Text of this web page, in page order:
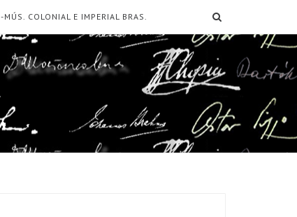
-MÚS. COLONIAL E IMPERIAL BRAS.